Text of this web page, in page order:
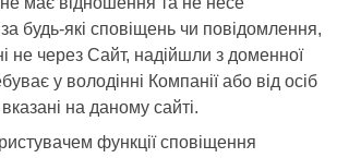
за будь-які сповіщень чи повідомлення,
не через Сайт, надійшли з доменної
у володінні Компанії або від осіб
на даному сайті.
функції сповіщення